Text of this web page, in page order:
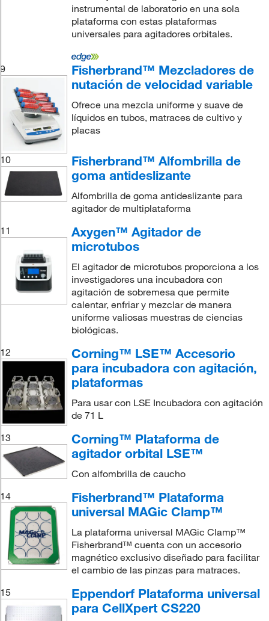
instrumental de laboratorio en una sola
plataforma con estas plataformas
universales para agitadores orbitales.
9
Fisherbrand™ Mezcladores de
nutación de velocidad variable
Ofrece una mezcla uniforme y suave de
líquidos en tubos, matraces de cultivo y
placas
10
Fisherbrand™ Alfombrilla de
goma antideslizante
Alfombrilla de goma antideslizante para
agitador de multiplataforma
11
Axygen™ Agitador de
microtubos
El agitador de microtubos proporciona a los
investigadores una incubadora con
agitación de sobremesa que permite
calentar, enfriar y mezclar de manera
uniforme valiosas muestras de ciencias
biológicas.
12
Corning™ LSE™ Accesorio
para incubadora con agitación,
plataformas
Para usar con LSE Incubadora con agitación
de 71 L
13
Corning™ Plataforma de
agitador orbital LSE™
Con alfombrilla de caucho
14
Fisherbrand™ Plataforma
universal MAGic Clamp™
La plataforma universal MAGic Clamp™
Fisherbrand™ cuenta con un accesorio
magnético exclusivo diseñado para facilitar
el cambio de las pinzas para matraces.
15
Eppendorf Plataforma universal
para CellXpert CS220